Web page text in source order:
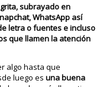
subrayado en
WhatsApp así
letra o fuentes e incluso
que llamen la atención
algo hasta que
luego esuna buena